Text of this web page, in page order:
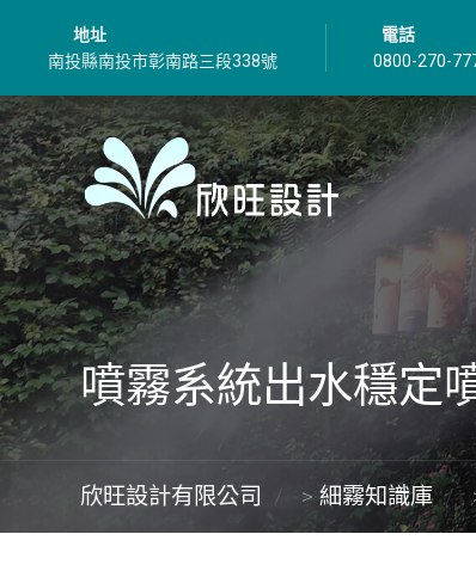
地址
南投縣南投市彰南路三段338號
電話
0800-270-
噴霧系統出水穩定
欣旺設計有限公司 >細霧知識庫